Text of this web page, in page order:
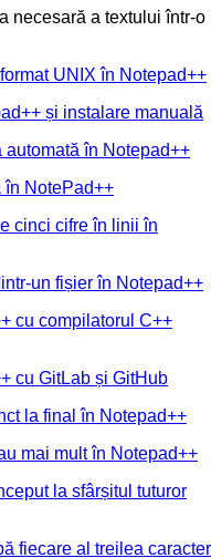
necesară a textului într-o
UNIX în Notepad++
și instalare manuală
în Notepad++
în NotePad++
cinci cifre în linii în
un fișier în Notepad++
cu compilatorul C++
cu GitLab și GitHub
la final în Notepad++
mai mult în Notepad++
la sfârșitul tuturor
fiecare al treilea caracter